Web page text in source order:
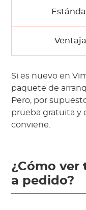
Ventaja
Si es nuevo en
paquete de
Pero, por
prueba gratuita y
conviene.
¿Cómo ver
a pedido?